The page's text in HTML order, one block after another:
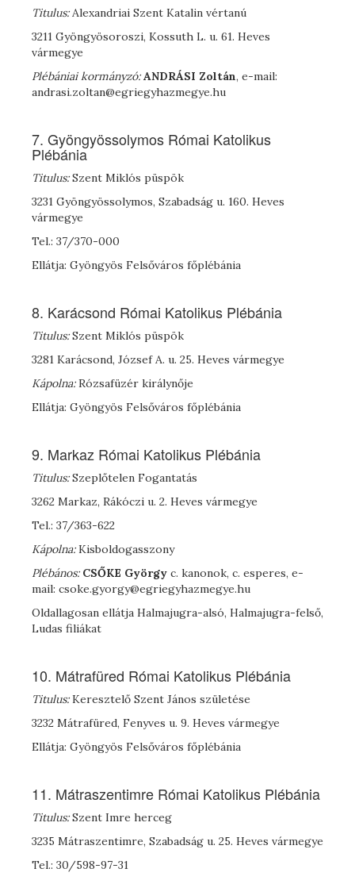
Titulus:Alexandriai Szent Katalin vértanú
3211 Gyöngyösoroszi, Kossuth L. u. 61. Heves
vármegye
Plébániai kormányzó:ANDRÁSI Zoltán, e-mail:
andrasi.zoltan@egriegyhazmegye.hu
7. Gyöngyössolymos Római Katolikus
Plébánia
Titulus:Szent Miklós püspök
3231 Gyöngyössolymos, Szabadság u. 160. Heves
vármegye
Tel.: 37/370-000
Ellátja: Gyöngyös Felsőváros főplébánia
8. Karácsond Római Katolikus Plébánia
Titulus:Szent Miklós püspök
3281 Karácsond, József A. u. 25. Heves vármegye
Kápolna:Rózsafüzér királynője
Ellátja: Gyöngyös Felsőváros főplébánia
9. Markaz Római Katolikus Plébánia
Titulus:Szeplőtelen Fogantatás
3262 Markaz, Rákóczi u. 2. Heves vármegye
Tel.: 37/363-622
Kápolna:Kisboldogasszony
Plébános: CSŐKE György c. kanonok, c. esperes, e-
mail: csoke.gyorgy@egriegyhazmegye.hu
Oldallagosan ellátja Halmajugra-alsó, Halmajugra-felső,
Ludas filiákat
10. Mátrafüred Római Katolikus Plébánia
Titulus:Keresztelő Szent János születése
3232 Mátrafüred, Fenyves u. 9. Heves vármegye
Ellátja: Gyöngyös Felsőváros főplébánia
11. Mátraszentimre Római Katolikus Plébánia
Titulus: Szent Imre herceg
3235 Mátraszentimre, Szabadság u. 25. Heves vármegye
Tel.: 30/598-97-31